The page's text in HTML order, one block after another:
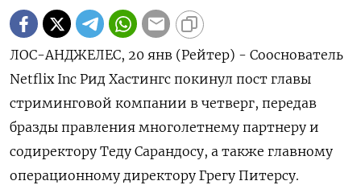
ЛОС-АНДЖЕЛЕС, 20 янв (Рейтер) - Сооснователь
Netflix Inc Рид Хастингс покинул пост главы
стриминговой компании в четверг, передав
бразды правления многолетнему партнеру и
содиректору Теду Сарандосу, а также главному
операционному директору Грегу Питерсу.